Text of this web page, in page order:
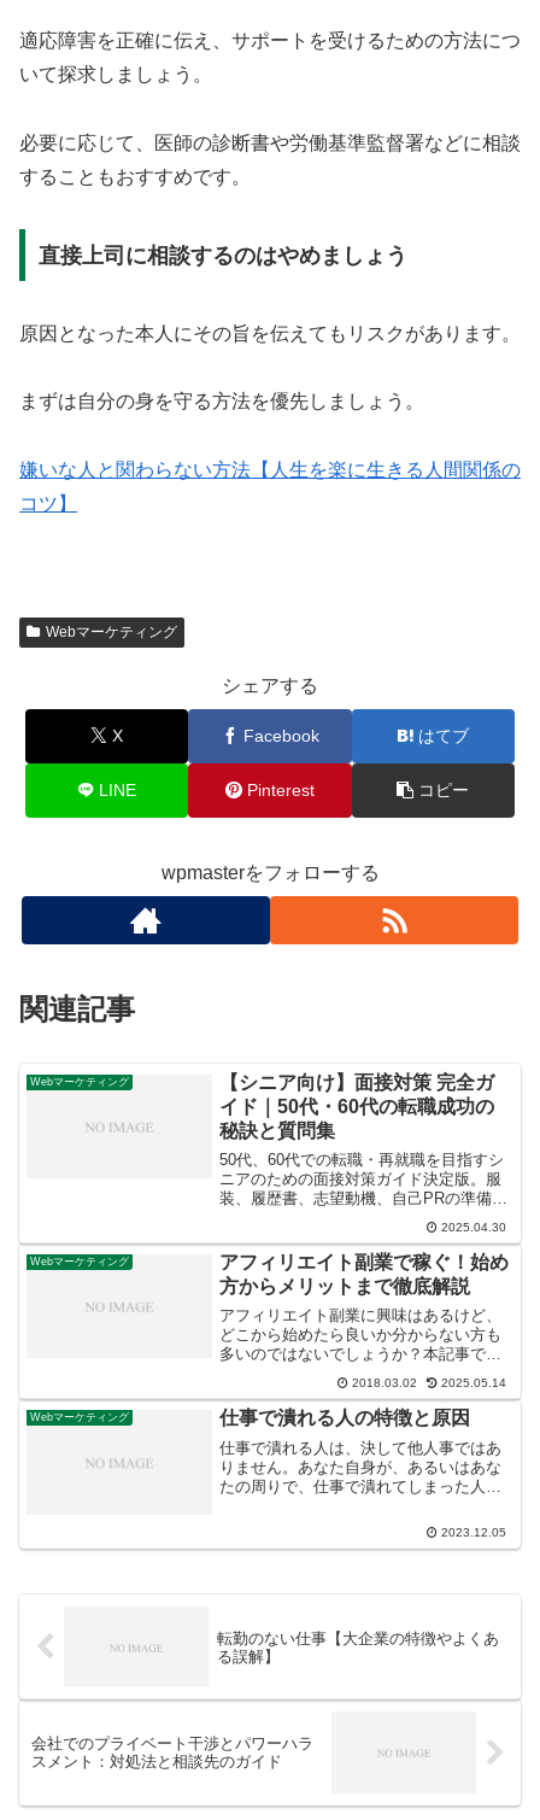
適応障害を正確に伝え、サポートを受けるための方法につ
いて探求しましょう。
必要に応じて、医師の診断書や労働基準監督署などに相談
することもおすすめです。
直接上司に相談するのはやめましょう
原因となった本人にその旨を伝えてもリスクがあります。
まずは自分の身を守る方法を優先しましょう。
嫌いな人と関わらない方法【人生を楽に生きる人間関係の
コツ】
Webマーケティング
シェアする
X Facebook はてブ
LINE Pinterest コピー
wpmasterをフォローする
関連記事
Webマーケティング
【シニア向け】面接対策 完全ガ
イド｜50代・60代の転職成功の
秘訣と質問集
50代、60代での転職・再就職を目指すシ
ニアのための面接対策ガイド決定版。服
装、履歴書、志望動機、自己PRの準備か
ら、面接成功のコツ、よくある質問とそ
の回答例まで徹底解説。未経験・ブラン
クがある方も必見！自信を持って面接に
臨み、理想の仕事を見つけましょう。
2025.04.30
Webマーケティング
アフィリエイト副業で稼ぐ！始め
方からメリットまで徹底解説
アフィリエイト副業に興味はあるけど、
どこから始めたら良いか分からない方も
多いのではないでしょうか？本記事で
は、アフィリエイト副業の始め方から、
メリット、成功するためのコツまでを徹
底解説します。副業で収入を増やしたい
方は必見です。
2018.03.02 2025.05.14
Webマーケティング 仕事で潰れる人の特徴と原因
仕事で潰れる人は、決して他人事ではあ
りません。あなた自身が、あるいはあな
たの周りで、仕事で潰れてしまった人は
れる人の特徴と原因について解説しま
2023.12.05
転勤のない仕事【大企業の特徴やよくあ
る誤解】
会社でのプライベート干渉とパワーハラ
スメント：対処法と相談先のガイド